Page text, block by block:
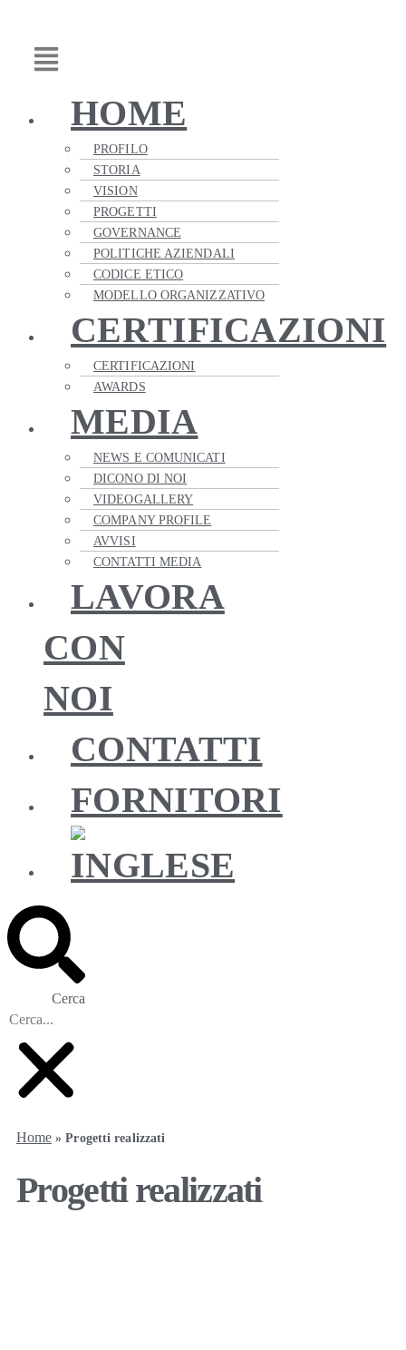
contenuto
HOME
PROFILO
STORIA
VISION
PROGETTI
GOVERNANCE
POLITICHE AZIENDALI
CODICE ETICO
MODELLO ORGANIZZATIVO
CERTIFICAZIONI
CERTIFICAZIONI
AWARDS
MEDIA
NEWS E COMUNICATI
DICONO DI NOI
VIDEOGALLERY
COMPANY PROFILE
AVVISI
CONTATTI MEDIA
LAVORA
CON
NOI
CONTATTI
FORNITORI
Cerca
Home »Progetti realizzati
Progetti realizzati